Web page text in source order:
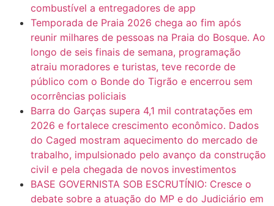
combustível a entregadores de app
Temporada de Praia 2026 chega ao fim após
reunir milhares de pessoas na Praia do Bosque. Ao
longo de seis finais de semana, programação
atraiu moradores e turistas, teve recorde de
público com o Bonde do Tigrão e encerrou sem
ocorrências policiais
Barra do Garças supera 4,1 mil contratações em
2026 e fortalece crescimento econômico. Dados
do Caged mostram aquecimento do mercado de
trabalho, impulsionado pelo avanço da construção
civil e pela chegada de novos investimentos
BASE GOVERNISTA SOB ESCRUTÍNIO: Cresce o
debate sobre a atuação do MP e do Judiciário em